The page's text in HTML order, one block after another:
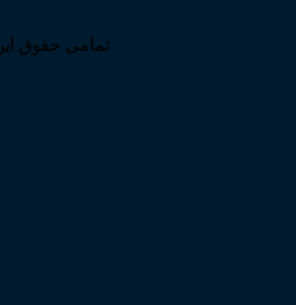
تمامی حقوق